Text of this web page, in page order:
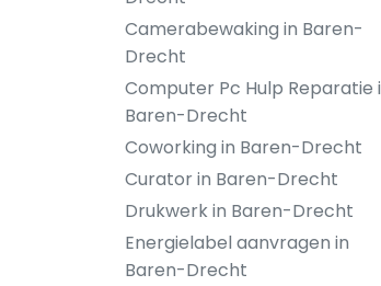
Camerabewaking in Baren-
Drecht
Computer Pc Hulp Reparatie
Baren-Drecht
Coworking in Baren-Drecht
Curator in Baren-Drecht
Drukwerk in Baren-Drecht
Energielabel aanvragen in
Baren-Drecht